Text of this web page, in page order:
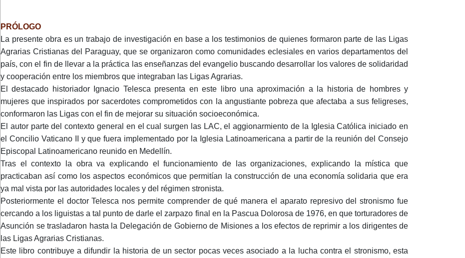
PRÓLOGO
La presente obra es un trabajo de investigación en base a los testimonios de quienes formaron parte de las Ligas
Agrarias Cristianas del Paraguay, que se organizaron como comunidades eclesiales en varios departamentos del
país, con el fin de llevar a la práctica las enseñanzas del evangelio buscando desarrollar los valores de solidaridad
y cooperación entre los miembros que integraban las Ligas Agrarias.
El destacado historiador Ignacio Telesca presenta en este libro una aproximación a la historia de hombres y
mujeres que inspirados por sacerdotes comprometidos con la angustiante pobreza que afectaba a sus feligreses,
conformaron las Ligas con el fin de mejorar su situación socioeconómica.
El autor parte del contexto general en el cual surgen las LAC, el aggionarmiento de la Iglesia Católica iniciado en
el Concilio Vaticano II y que fuera implementado por la Iglesia Latinoamericana a partir de la reunión del Consejo
Episcopal Latinoamericano reunido en Medellín.
Tras el contexto la obra va explicando el funcionamiento de las organizaciones, explicando la mística que
practicaban así como los aspectos económicos que permitían la construcción de una economía solidaria que era
ya mal vista por las autoridades locales y del régimen stronista.
Posteriormente el doctor Telesca nos permite comprender de qué manera el aparato represivo del stronismo fue
cercando a los liguistas a tal punto de darle el zarpazo final en la Pascua Dolorosa de 1976, en que torturadores de
Asunción se trasladaron hasta la Delegación de Gobierno de Misiones a los efectos de reprimir a los dirigentes de
las Ligas Agrarias Cristianas.
Este libro contribuye a difundir la historia de un sector pocas veces asociado a la lucha contra el stronismo, esta